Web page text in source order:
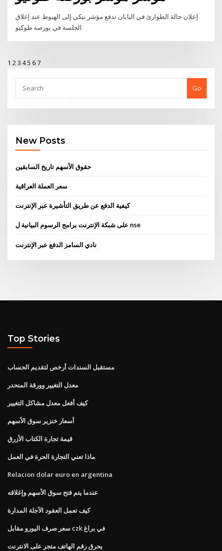
إعلان حالة الطوارئ في اليابان تدفع مؤشر نيكي إلى الهبوط عند إغلاق
الجلسة في بورصة طوكيو
1 2345 67
Go
New Posts
حقوق الأسهم تاريخ السابقين
سعر العملة العراقية
كيفية الدفع عن طريق التأشيرة عبر الإنترنت
على شبكة الإنترنت برامج الرسوم البيانية ل nse
نادي السامز الدفع عبر الإنترنت
Top Stories
مستقبل السندات أرخص لتقديم الحساب
معدل التغيير وورقة المنحدر
كيف أفعل معدل مشاكل التغيير
أسعار خنزير سوق الأسهم
قيمة تجارة الكتاب الأزرق
ماذا تعني التجارة الحرة في العمل
Relacion dolar euro en argentina
عندما يتم فتح سوق الأسهم وإغلاقه
كيف تعمل العقود الآجلة المدارة
سعر صرف اليورو مقابل czk في براغ
يحرق رقم الهاتف متجر على الانترنت